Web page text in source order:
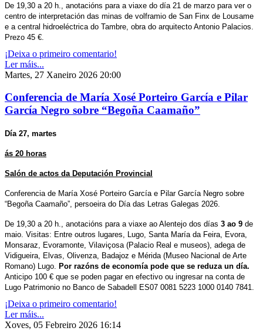
De 19,30 a 20 h., anotacións para a viaxe do día 21 de marzo para ver o
centro de interpretación das minas de volframio de San Finx de Lousame
e a central hidroeléctrica do Tambre, obra do arquitecto Antonio Palacios.
Prezo 45 €.
¡Deixa o primeiro comentario!
Ler máis...
Martes, 27 Xaneiro 2026 20:00
Conferencia de María Xosé Porteiro García e Pilar
García Negro sobre “Begoña Caamaño”
Día 27, martes
ás 20 horas
Salón de actos da Deputación Provincial
Conferencia de María Xosé Porteiro García e Pilar García Negro sobre
“Begoña Caamaño”, persoeira do Día das Letras Galegas 2026.
De 19,30 a 20 h., anotacións para a viaxe ao Alentejo dos días 3 ao 9 de
maio. Visitas: Entre outros lugares, Lugo, Santa María da Feira, Evora,
Monsaraz, Evoramonte, Vilaviçosa (Palacio Real e museos), adega de
Vidigueira, Elvas, Olivenza, Badajoz e Mérida (Museo Nacional de Arte
Romano) Lugo.
Por razóns de economía pode que se reduza un día.
Anticipo 100 € que se poden pagar en efectivo ou ingresar na conta de
Lugo Patrimonio no Banco de Sabadell ES07 0081 5223 1000 0140 7841.
¡Deixa o primeiro comentario!
Ler máis...
Xoves, 05 Febreiro 2026 16:14